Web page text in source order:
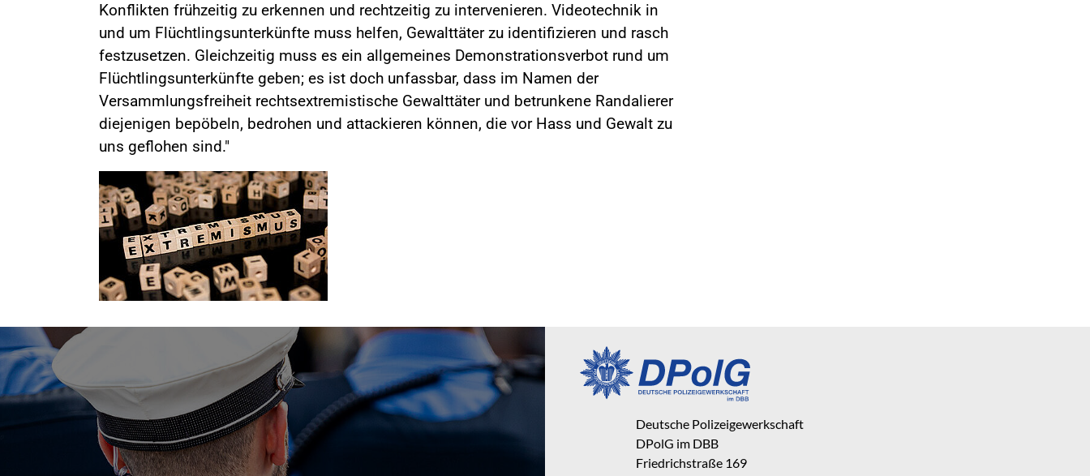
Konflikten frühzeitig zu erkennen und rechtzeitig zu intervenieren. Videotechnik in
und um Flüchtlingsunterkünfte muss helfen, Gewalttäter zu identifizieren und rasch
festzusetzen. Gleichzeitig muss es ein allgemeines Demonstrationsverbot rund um
Flüchtlingsunterkünfte geben; es ist doch unfassbar, dass im Namen der
Versammlungsfreiheit rechtsextremistische Gewalttäter und betrunkene Randalierer
diejenigen bepöbeln, bedrohen und attackieren können, die vor Hass und Gewalt zu
uns geflohen sind."
Deutsche Polizeigewerkschaft
DPolG im DBB
Friedrichstraße 169